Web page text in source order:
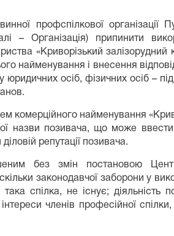
профспілкової організації
– Організація) припинити
«Криворізький залізорудний
найменування і внесення
осіб, фізичних осіб –
комерційного найменування
назви позивача, що може
репутації позивача.
без змін постановою
законодавчої заборони у
спілка, не існує; діяльність
членів професійної